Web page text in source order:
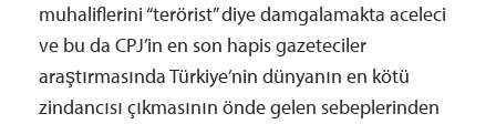
muhaliflerini “terörist” diye damgalamakta aceleci
ve bu da CPJ’in en son hapis gazeteciler
araştırmasında Türkiye’nin dünyanın en kötü
zindancısı çıkmasının önde gelen sebeplerinden